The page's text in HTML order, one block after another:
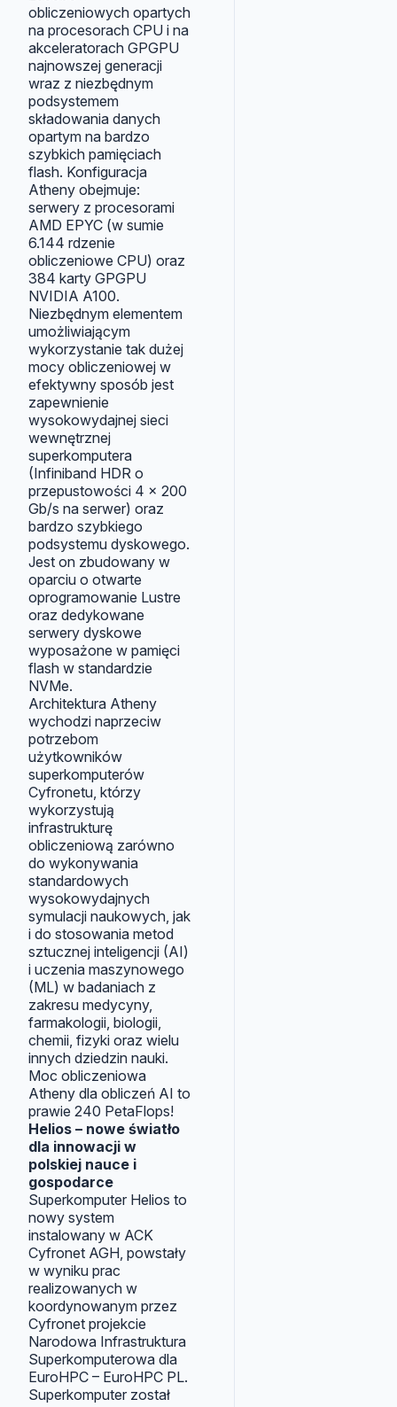
obliczeniowych opartych
na procesorach CPU i na
akceleratorach GPGPU
najnowszej generacji
wraz z niezbędnym
podsystemem
składowania danych
opartym na bardzo
szybkich pamięciach
flash. Konfiguracja
Atheny obejmuje:
serwery z procesorami
AMD EPYC (w sumie
6.144 rdzenie
obliczeniowe CPU) oraz
384 karty GPGPU
NVIDIA A100.
Niezbędnym elementem
umożliwiającym
wykorzystanie tak dużej
mocy obliczeniowej w
efektywny sposób jest
zapewnienie
wysokowydajnej sieci
wewnętrznej
superkomputera
(Infiniband HDR o
przepustowości 4 x 200
Gb/s na serwer) oraz
bardzo szybkiego
podsystemu dyskowego.
Jest on zbudowany w
oparciu o otwarte
oprogramowanie Lustre
oraz dedykowane
serwery dyskowe
wyposażone w pamięci
flash w standardzie
NVMe.
Architektura Atheny
wychodzi naprzeciw
potrzebom
użytkowników
superkomputerów
Cyfronetu, którzy
wykorzystują
infrastrukturę
obliczeniową zarówno
do wykonywania
standardowych
wysokowydajnych
symulacji naukowych, jak
i do stosowania metod
sztucznej inteligencji (AI)
i uczenia maszynowego
(ML) w badaniach z
zakresu medycyny,
farmakologii, biologii,
chemii, fizyki oraz wielu
innych dziedzin nauki.
Moc obliczeniowa
Atheny dla obliczeń AI to
prawie 240 PetaFlops!
Helios – nowe światło
dla innowacji w
polskiej nauce i
gospodarce
Superkomputer Helios to
nowy system
instalowany w ACK
Cyfronet AGH, powstały
w wyniku prac
realizowanych w
koordynowanym przez
Cyfronet projekcie
Narodowa Infrastruktura
Superkomputerowa dla
EuroHPC – EuroHPC PL.
Superkomputer został